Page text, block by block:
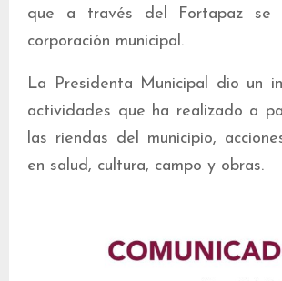
que a través del Fortapaz se
corporación municipal.
La Presidenta Municipal dio un
actividades que ha realizado a
las riendas del municipio,
en salud, cultura, campo y obras.